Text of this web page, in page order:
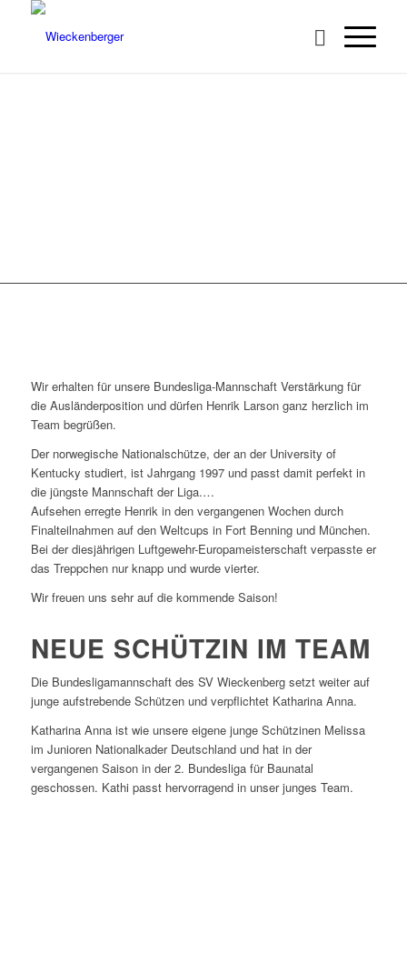
Wir erhalten für unsere Bundesliga-Mannschaft Verstärkung für
die Ausländerposition und dürfen Henrik Larson ganz herzlich im
Team begrüßen.
Der norwegische Nationalschütze, der an der University of
Kentucky studiert, ist Jahrgang 1997 und passt damit perfekt in
die jüngste Mannschaft der Liga.…
Aufsehen erregte Henrik in den vergangenen Wochen durch
Finalteilnahmen auf den Weltcups in Fort Benning und München.
Bei der diesjährigen Luftgewehr-Europameisterschaft verpasste er
das Treppchen nur knapp und wurde vierter.
Wir freuen uns sehr auf die kommende Saison!
NEUE SCHÜTZIN IM TEAM
Die Bundesligamannschaft des SV Wieckenberg setzt weiter auf
junge aufstrebende Schützen und verpflichtet Katharina Anna.
Katharina Anna ist wie unsere eigene junge Schützinen Melissa
im Junioren Nationalkader Deutschland und hat in der
vergangenen Saison in der 2. Bundesliga für Baunatal
geschossen. Kathi passt hervorragend in unser junges Team.